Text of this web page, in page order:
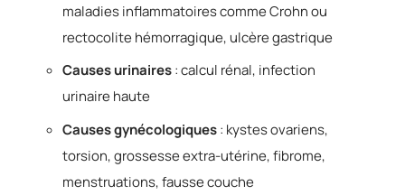
maladies inflammatoires comme Crohn ou
rectocolite hémorragique, ulcère gastrique
Causes urinaires: calcul rénal, infection
urinaire haute
Causes gynécologiques: kystes ovariens,
torsion, grossesse extra-utérine, fibrome,
menstruations, fausse couche